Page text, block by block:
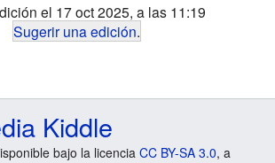
el 17 oct 2025, a las 11:19
Sugerir una edición.
Kiddle
bajo la licencia CC BY-SA 3.0, a